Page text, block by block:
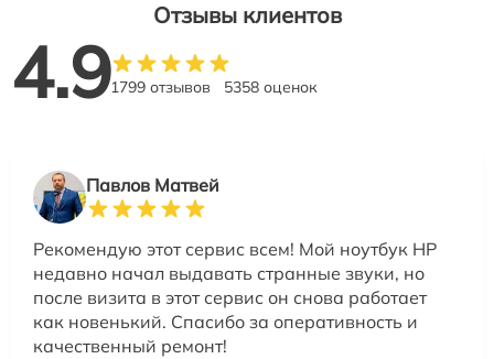
Отзывы клиентов
4.91799 отзывов 5358 оценок
Павлов Матвей
Рекомендую этот сервис всем! Мой ноутбук HP
недавно начал выдавать странные звуки, но
после визита в этот сервис он снова работает
как новенький. Спасибо за оперативность и
качественный ремонт!